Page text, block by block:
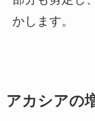
かします。
アカシアの